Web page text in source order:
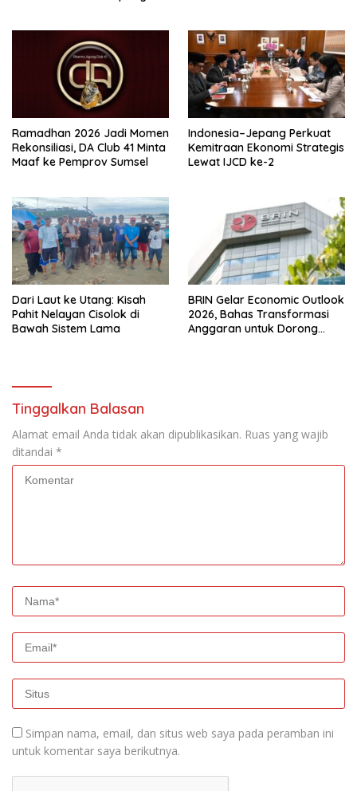
Ramadhan 2026 Jadi Momen
Rekonsiliasi, DA Club 41 Minta
Maaf ke Pemprov Sumsel
Indonesia–Jepang Perkuat
Kemitraan Ekonomi Strategis
Lewat IJCD ke-2
Dari Laut ke Utang: Kisah
Pahit Nelayan Cisolok di
Bawah Sistem Lama
BRIN Gelar Economic Outlook
2026, Bahas Transformasi
Anggaran untuk Dorong
Tinggalkan Balasan
Alamat email Anda tidak akan dipublikasikan. Ruas yang wajib
ditandai *
Simpan nama, email, dan situs web saya pada peramban ini
untuk komentar saya berikutnya.